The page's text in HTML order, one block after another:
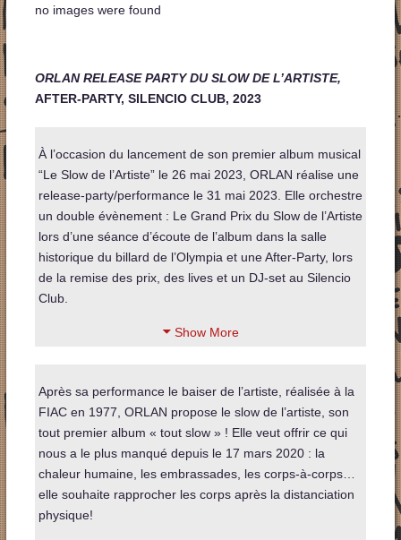
no images were found
ORLAN RELEASE PARTY DU SLOW DE L’ARTISTE,
AFTER-PARTY, SILENCIO CLUB, 2023
À l’occasion du lancement de son premier album musical
“Le Slow de l’Artiste” le 26 mai 2023, ORLAN réalise une
release-party/performance le 31 mai 2023. Elle orchestre
un double évènement : Le Grand Prix du Slow de l’Artiste
lors d’une séance d’écoute de l’album dans la salle
historique du billard de l’Olympia et une After-Party, lors
de la remise des prix, des lives et un DJ-set au Silencio
Club.
Show More
Après sa performance le baiser de l’artiste, réalisée à la
FIAC en 1977, ORLAN propose le slow de l’artiste, son
tout premier album « tout slow » ! Elle veut offrir ce qui
nous a le plus manqué depuis le 17 mars 2020 : la
chaleur humaine, les embrassades, les corps-à-corps…
elle souhaite rapprocher les corps après la distanciation
physique!